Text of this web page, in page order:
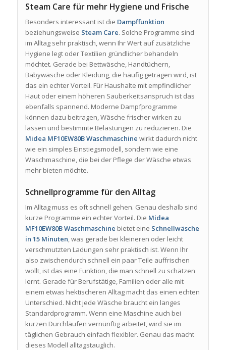
Steam Care für mehr Hygiene und Frische
Besonders interessant ist die Dampffunktion
beziehungsweise Steam Care. Solche Programme sind
im Alltag sehr praktisch, wenn Ihr Wert auf zusätzliche
Hygiene legt oder Textilien gründlicher behandeln
möchtet. Gerade bei Bettwäsche, Handtüchern,
Babywäsche oder Kleidung, die häufig getragen wird, ist
das ein echter Vorteil. Für Haushalte mit empfindlicher
Haut oder einem höheren Sauberkeitsanspruch ist das
ebenfalls spannend. Moderne Dampfprogramme
können dazu beitragen, Wäsche frischer wirken zu
lassen und bestimmte Belastungen zu reduzieren. Die
Midea MF10EW80B Waschmaschine wirkt dadurch nicht
wie ein simples Einstiegsmodell, sondern wie eine
Waschmaschine, die bei der Pflege der Wäsche etwas
mehr bieten möchte.
Schnellprogramme für den Alltag
Im Alltag muss es oft schnell gehen. Genau deshalb sind
kurze Programme ein echter Vorteil. Die Midea
MF10EW80B Waschmaschine bietet eine Schnellwäsche
in 15 Minuten, was gerade bei kleineren oder leicht
verschmutzten Ladungen sehr praktisch ist. Wenn Ihr
also zwischendurch schnell ein paar Teile auffrischen
wollt, ist das eine Funktion, die man schnell zu schätzen
lernt. Gerade für Berufstätige, Familien oder alle mit
einem etwas hektischeren Alltag macht das einen echten
Unterschied. Nicht jede Wäsche braucht ein langes
Standardprogramm. Wenn eine Maschine auch bei
kurzen Durchläufen vernünftig arbeitet, wird sie im
täglichen Gebrauch einfach flexibler. Genau das macht
dieses Modell alltagstauglich.